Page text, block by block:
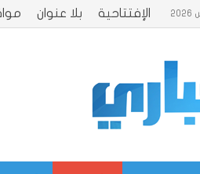
الإفتتاحية بلا عنوان